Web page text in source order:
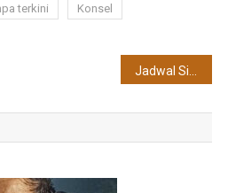
terkini
Konsel